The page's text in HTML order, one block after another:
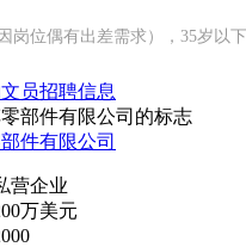
岗位偶有出差需求），35岁
员招聘信息
件有限公司
营企业
万美元